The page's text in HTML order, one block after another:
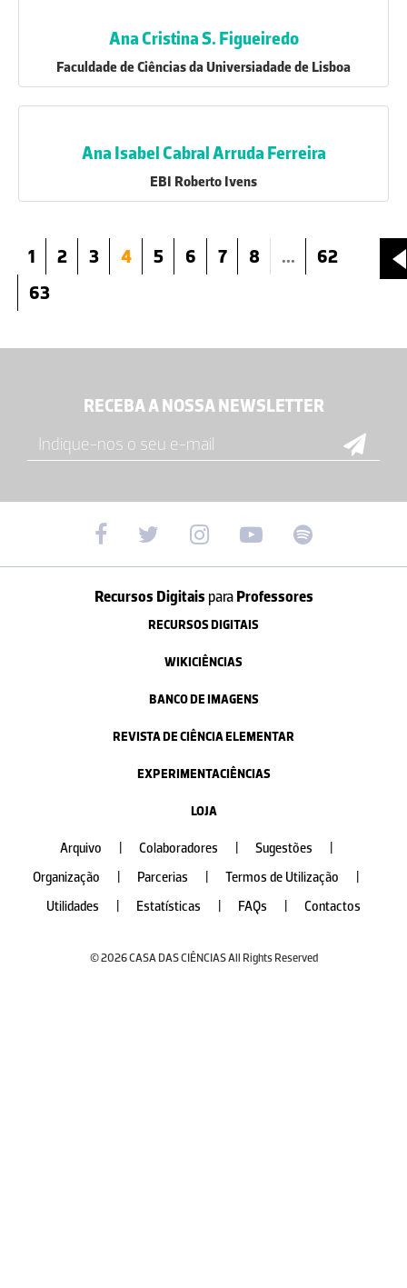
Ana Cristina S. Figueiredo
Faculdade de Ciências da Universiadade de Lisboa
Ana Isabel Cabral Arruda Ferreira
EBI Roberto Ivens
1 2 3 4 5 6 7 8 ...
62
63
RECEBA A NOSSA NEWSLETTER
Recursos Digitais paraProfessores
RECURSOS DIGITAIS
WIKICIÊNCIAS
BANCO DE IMAGENS
REVISTA DE CIÊNCIA ELEMENTAR
EXPERIMENTACIÊNCIAS
LOJA
Arquivo Colaboradores Sugestões
Organização
Parcerias Termos de Utilização
Utilidades
Estatísticas FAQs Contactos
© 2026 CASA DAS CIÊNCIAS All Rights Reserved